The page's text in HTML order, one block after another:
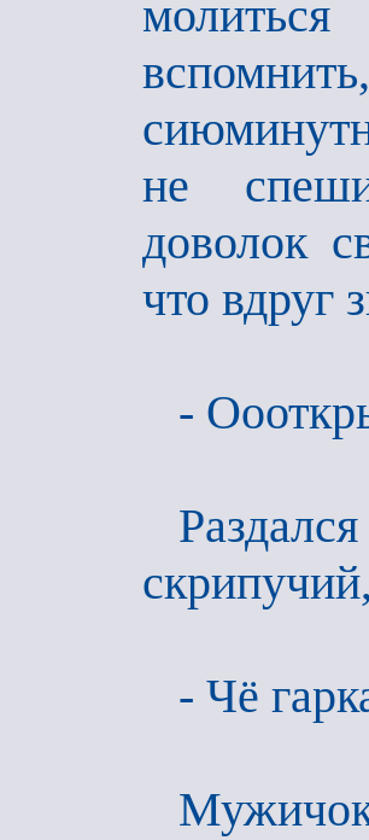
не
доволок
что вдруг
-
- Чё